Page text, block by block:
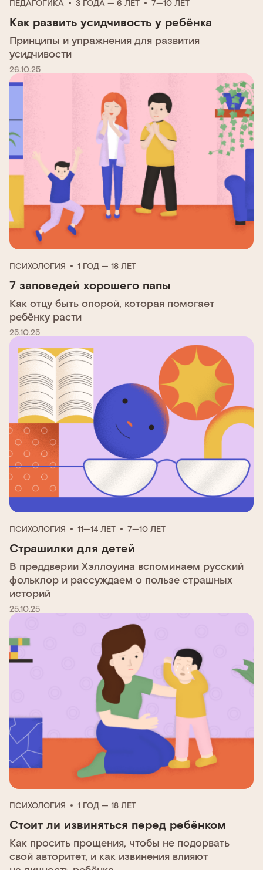
ПЕДАГОГИКА 3 ГОДА — 6 ЛЕТ 7—10 ЛЕТ
Как развить усидчивость у ребёнка
Принципы и упражнения для развития
усидчивости
26.10.25
ПСИХОЛОГИЯ 1 ГОД — 18 ЛЕТ
7 заповедей хорошего папы
Как отцу быть опорой, которая помогает
ребёнку расти
25.10.25
ПСИХОЛОГИЯ 11—14 ЛЕТ 7—10 ЛЕТ
Страшилки для детей
В преддверии Хэллоуина вспоминаем русский
фольклор и рассуждаем о пользе страшных
историй
25.10.25
ПСИХОЛОГИЯ 1 ГОД — 18 ЛЕТ
Стоит ли извиняться перед ребёнком
Как просить прощения, чтобы не подорвать
свой авторитет, и как извинения влияют